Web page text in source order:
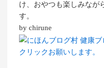
け、おやつも楽しみなが
す。
by chirune
クリックお願いします。